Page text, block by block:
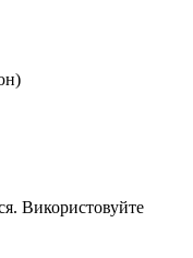
Використовуйте